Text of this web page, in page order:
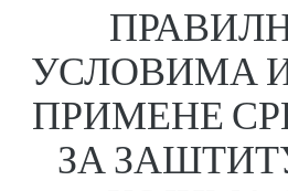
УСЛОВИМА
ПРИМЕНЕ
ЗА